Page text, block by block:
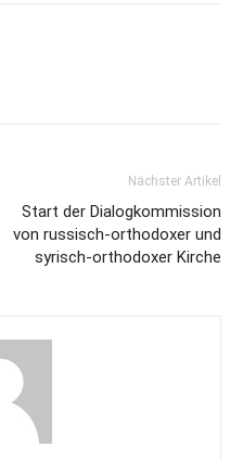
Nächster Artikel
Start der Dialogkommission
von russisch-orthodoxer und
syrisch-orthodoxer Kirche